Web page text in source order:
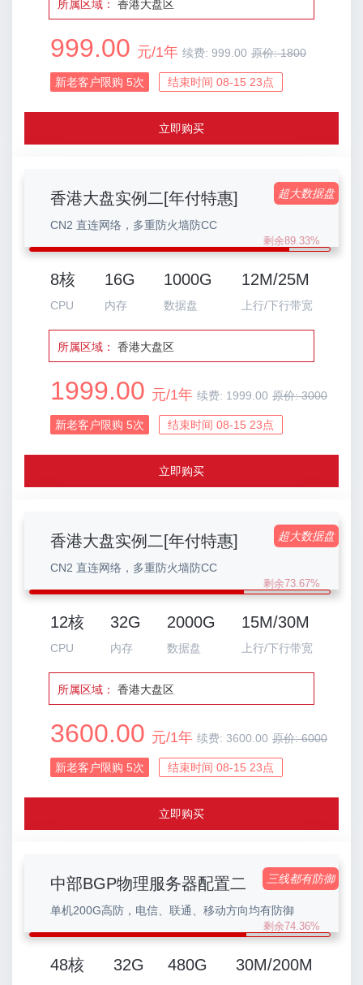
所属区域： 香港大盘区
999.00 元/1年 续费: 999.00 原价:1800
新老客户限购 5次 结束时间 08-15 23点
立即购买
香港大盘实例二[年付特惠]
CN2 直连网络，多重防火墙防CC
超大数据盘
剩余89.33%
8核
CPU
16G
内存
1000G
数据盘
12M/25M
上行/下行带宽
所属区域： 香港大盘区
1999.00 元/1年 续费: 1999.00 原价:3000
新老客户限购 5次 结束时间 08-15 23点
立即购买
香港大盘实例二[年付特惠]
CN2 直连网络，多重防火墙防CC
超大数据盘
剩余73.67%
12核
CPU
32G
内存
2000G
数据盘
15M/30M
上行/下行带宽
所属区域： 香港大盘区
3600.00 元/1年 续费: 3600.00 原价:6000
新老客户限购 5次 结束时间 08-15 23点
立即购买
中部BGP物理服务器配置二
单机200G高防，电信、联通、移动方向均有防御
三线都有防御
剩余74.36%
48核 32G 480G 30M/200M